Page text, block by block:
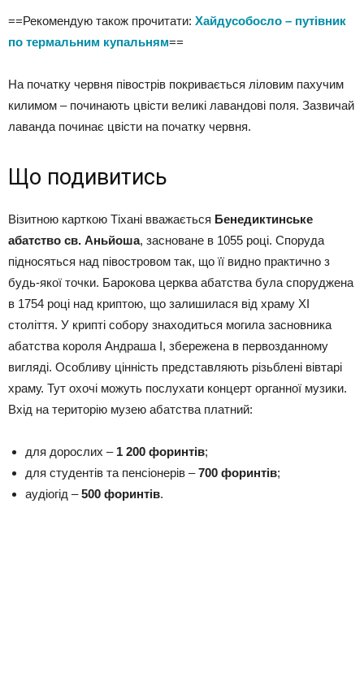
==Рекомендую також прочитати: Хайдусобосло – путівник
по термальним купальням==
На початку червня півострів покривається ліловим пахучим
килимом – починають цвісти великі лавандові поля. Зазвичай
лаванда починає цвісти на початку червня.
Що подивитись
Візитною карткою Тіхані вважається Бенедиктинське
абатство св. Аньйоша, засноване в 1055 році. Споруда
підносяться над півостровом так, що її видно практично з
будь-якої точки. Барокова церква абатства була споруджена
в 1754 році над криптою, що залишилася від храму XI
століття. У крипті собору знаходиться могила засновника
абатства короля Андраша I, збережена в первозданному
вигляді. Особливу цінність представляють різьблені вівтарі
храму. Тут охочі можуть послухати концерт органної музики.
Вхід на територію музею абатства платний:
для дорослих – 1 200 форинтів;
для студентів та пенсіонерів –700 форинтів;
аудіогід –500 форинтів.